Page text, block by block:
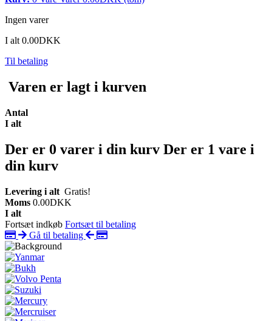
Ingen varer
I alt 0.00DKK
Til betaling
Varen er lagt i kurven
Antal
I alt
Der er 0 varer i din kurv Der er 1 vare i
din kurv
Levering i alt Gratis!
Moms 0.00DKK
I alt
Fortsæt indkøb Fortsæt til betaling
Gå til betaling